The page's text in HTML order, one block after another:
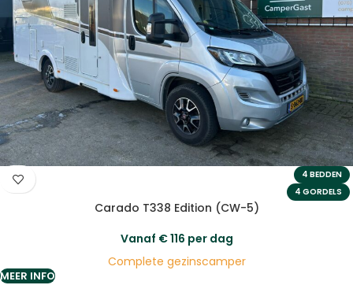
4 BEDDEN
4 GORDELS
Carado T338 Edition (CW-5)
Vanaf €116 per dag
Complete gezinscamper
MEER INFO